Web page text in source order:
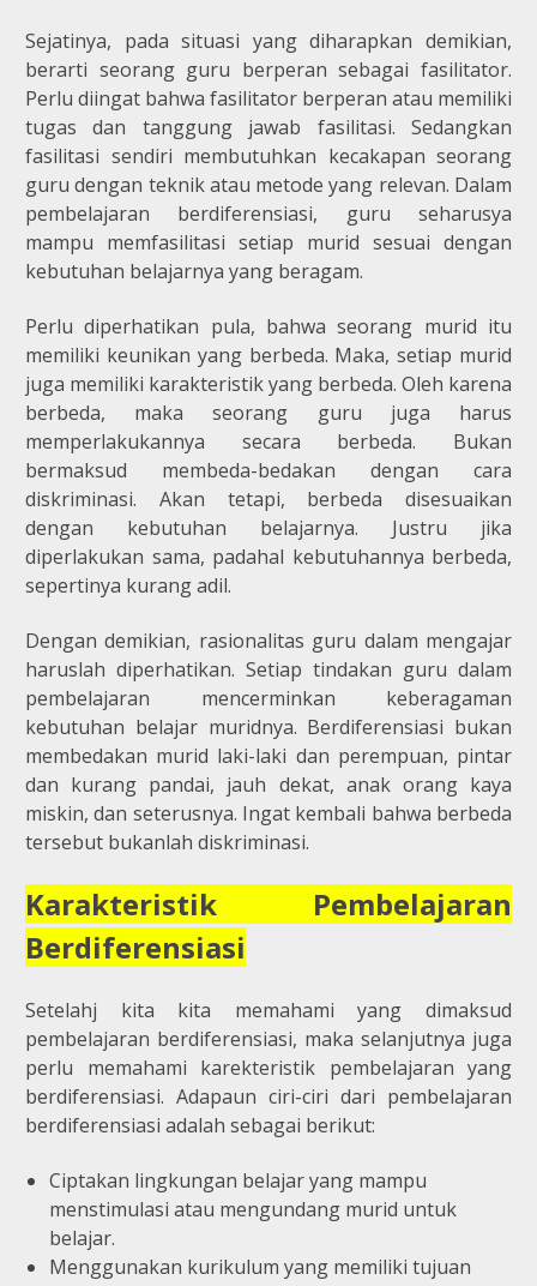
Sejatinya, pada situasi yang diharapkan demikian,
berarti seorang guru berperan sebagai fasilitator.
Perlu diingat bahwa fasilitator berperan atau memiliki
tugas dan tanggung jawab fasilitasi. Sedangkan
fasilitasi sendiri membutuhkan kecakapan seorang
guru dengan teknik atau metode yang relevan. Dalam
pembelajaran berdiferensiasi, guru seharusya
mampu memfasilitasi setiap murid sesuai dengan
kebutuhan belajarnya yang beragam.
Perlu diperhatikan pula, bahwa seorang murid itu
memiliki keunikan yang berbeda. Maka, setiap murid
juga memiliki karakteristik yang berbeda. Oleh karena
berbeda, maka seorang guru juga harus
memperlakukannya secara berbeda. Bukan
bermaksud membeda-bedakan dengan cara
diskriminasi. Akan tetapi, berbeda disesuaikan
dengan kebutuhan belajarnya. Justru jika
diperlakukan sama, padahal kebutuhannya berbeda,
sepertinya kurang adil.
Dengan demikian, rasionalitas guru dalam mengajar
haruslah diperhatikan. Setiap tindakan guru dalam
pembelajaran mencerminkan keberagaman
kebutuhan belajar muridnya. Berdiferensiasi bukan
membedakan murid laki-laki dan perempuan, pintar
dan kurang pandai, jauh dekat, anak orang kaya
miskin, dan seterusnya. Ingat kembali bahwa berbeda
tersebut bukanlah diskriminasi.
Karakteristik Pembelajaran
Berdiferensiasi
Setelahj kita kita memahami yang dimaksud
pembelajaran berdiferensiasi, maka selanjutnya juga
perlu memahami karekteristik pembelajaran yang
berdiferensiasi. Adapaun ciri-ciri dari pembelajaran
berdiferensiasi adalah sebagai berikut:
Ciptakan lingkungan belajar yang mampu
menstimulasi atau mengundang murid untuk
belajar.
Menggunakan kurikulum yang memiliki tujuan